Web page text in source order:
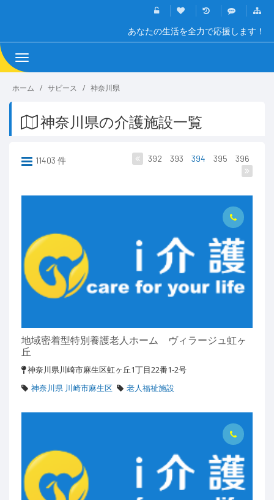
あなたの生活を全力で応援します！
Toggle
navigation
ホーム サビース 神奈川県
神奈川県の介護施設一覧
11403 件 392 393 394 395 396
地域密着型特別養護老人ホーム ヴィラージュ虹ヶ
丘
神奈川県川崎市麻生区虹ヶ丘1丁目22番1-2号
神奈川県 川崎市麻生区
老人福祉施設